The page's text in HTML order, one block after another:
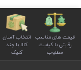
قیمت های مناسب
رقابتی با کیفیت
مطلوب
انتخاب آسان
کالا با چند
کلیک